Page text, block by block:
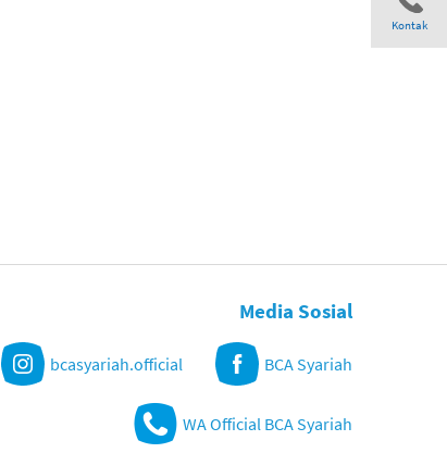
Kontak
Media Sosial
bcasyariah.official BCA Syariah
WA Official BCA Syariah